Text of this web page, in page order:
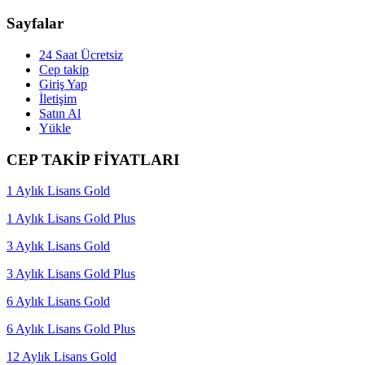
Sayfalar
24 Saat Ücretsiz
Cep takip
Giriş Yap
İletişim
Satın Al
Yükle
CEP TAKİP FİYATLARI
1 Aylık Lisans Gold
1 Aylık Lisans Gold Plus
3 Aylık Lisans Gold
3 Aylık Lisans Gold Plus
6 Aylık Lisans Gold
6 Aylık Lisans Gold Plus
12 Aylık Lisans Gold